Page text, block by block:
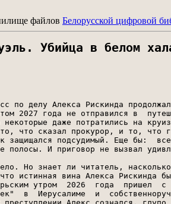
файлов Белорусской цифровой
Убийца в белом